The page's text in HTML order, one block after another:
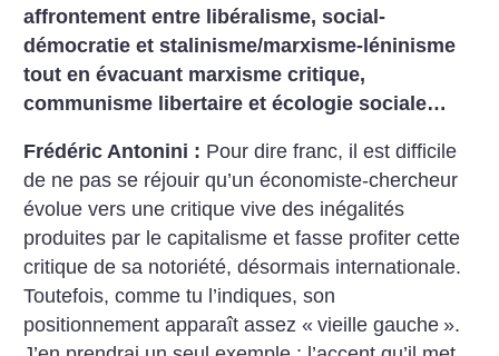
affrontement entre libéralisme, social-
démocratie et stalinisme/marxisme-léninisme
tout en évacuant marxisme critique,
communisme libertaire et écologie sociale…
Frédéric Antonini : Pour dire franc, il est difficile
de ne pas se réjouir qu’un économiste-chercheur
évolue vers une critique vive des inégalités
produites par le capitalisme et fasse profiter cette
critique de sa notoriété, désormais internationale.
Toutefois, comme tu l’indiques, son
positionnement apparaît assez « vieille gauche ».